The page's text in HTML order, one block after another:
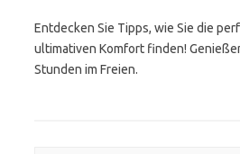
Entdecken Sie Tipps, wie Sie die
ultimativen Komfort finden!
Stunden im Freien.